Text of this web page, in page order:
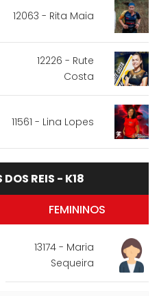
12063 - Rita Maia
12226 - Rute
Costa
11561 - Lina Lopes
REIS - K18
FEMININOS
13174 - Maria
Sequeira